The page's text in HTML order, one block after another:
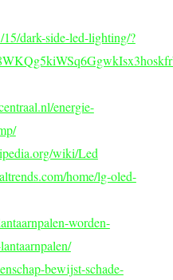
dark-side-led-lighting/?
energie-
wiki/Led
home/lg-oled-
worden-
bewijst-schade-